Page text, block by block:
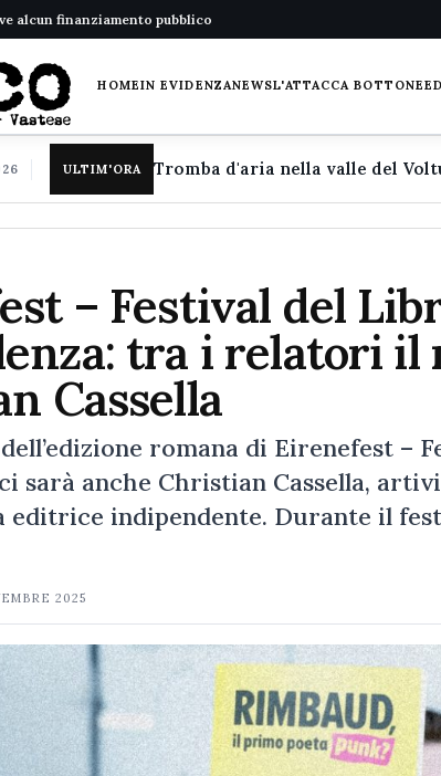
alcun finanziamento pubblico
HOMEIN EVIDENZANEWSL'ATTACCA BOTTONE
ULTIM'ORA
– Festival del
tra i relatori il
Cassella
romana di Eirenefest –
sarà anche Christian Cassella,
editrice indipendente. Durante il
2025